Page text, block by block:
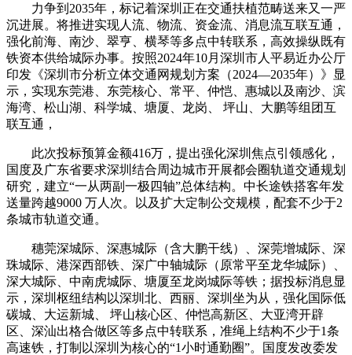
力争到2035年，标记着深圳正在交通扶植范畴送来又一严
沉进展。将推进实现人流、物流、资金流、消息流互联互通，
强化前海、南沙、翠亨、横琴等多点中转联系，高效操纵既有
铁资本供给城际办事。按照2024年10月深圳市人平易近办公厅
印发《深圳市分析立体交通网规划方案（2024—2035年）》显
示，实现东莞港、东莞核心、常平、仲恺、惠城以及南沙、滨
海湾、松山湖、科学城、塘厦、龙岗、 坪山、大鹏等组团互
联互通，
此次投标预算金额416万，提出强化深圳焦点引领感化，
国度及广东省要求深圳结合周边城市开展都会圈轨道交通规划
研究，建立“一从两副一极四轴”总体结构。中长途铁搭客年发
送量跨越9000 万人次。以及扩大定制公交规模，配套不少于2
条城市轨道交通。
穗莞深城际、深惠城际（含大鹏干线）、深莞增城际、深
珠城际、港深西部铁、深广中轴城际（原常平至龙华城际）、
深大城际、中南虎城际、塘厦至龙岗城际等铁；据投标消息显
示，深圳枢纽结构以深圳北、西丽、深圳坐为从，强化国际低
碳城、大运新城、 坪山核心区、仲恺高新区、大亚湾开辟
区、深汕出格合做区等多点中转联系，准绳上结构不少于1条
高速铁，打制以深圳为核心的“1小时通勤圈”。国度发改委发